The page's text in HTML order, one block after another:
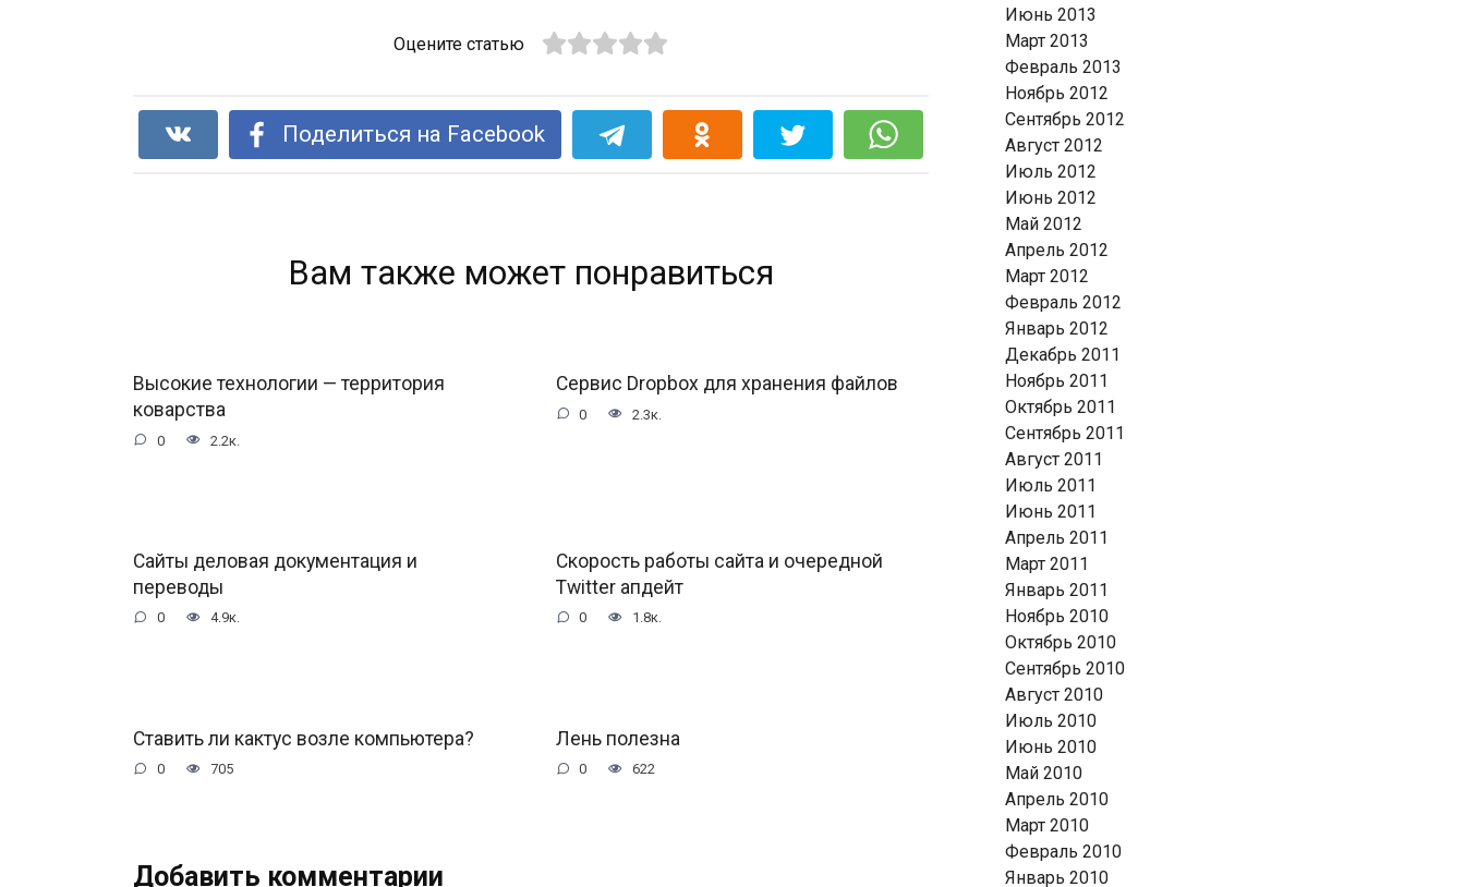
Оцените статью
Поделиться на Facebook
Вам также может понравиться
Высокие технологии — территория
коварства
0 2.2к.
Сервис Dropbox для хранения файлов
0 2.3к.
Сайты деловая документация и
переводы
0 4.9к.
Скорость работы сайта и очередной
Twitter апдейт
0 1.8к.
Ставить ли кактус возле компьютера?
0 705
Лень полезна
0 622
Добавить комментарии
Июнь 2013
Март 2013
Февраль 2013
Ноябрь 2012
Сентябрь 2012
Август 2012
Июль 2012
Июнь 2012
Май 2012
Апрель 2012
Март 2012
Февраль 2012
Январь 2012
Декабрь 2011
Ноябрь 2011
Октябрь 2011
Сентябрь 2011
Август 2011
Июль 2011
Июнь 2011
Апрель 2011
Март 2011
Январь 2011
Ноябрь 2010
Октябрь 2010
Сентябрь 2010
Август 2010
Июль 2010
Июнь 2010
Май 2010
Апрель 2010
Март 2010
Февраль 2010
Январь 2010